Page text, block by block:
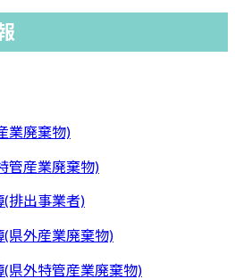
業廃棄物)
管産業廃棄物)
排出事業者)
県外産業廃棄物)
県外特管産業廃棄物)